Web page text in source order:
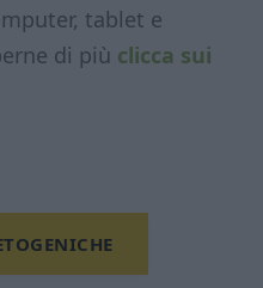
tablet e
di più clicca sui